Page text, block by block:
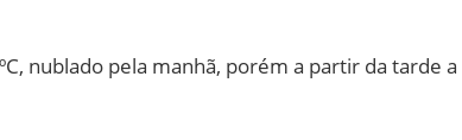
nublado pela manhã, porém a partir da tarde